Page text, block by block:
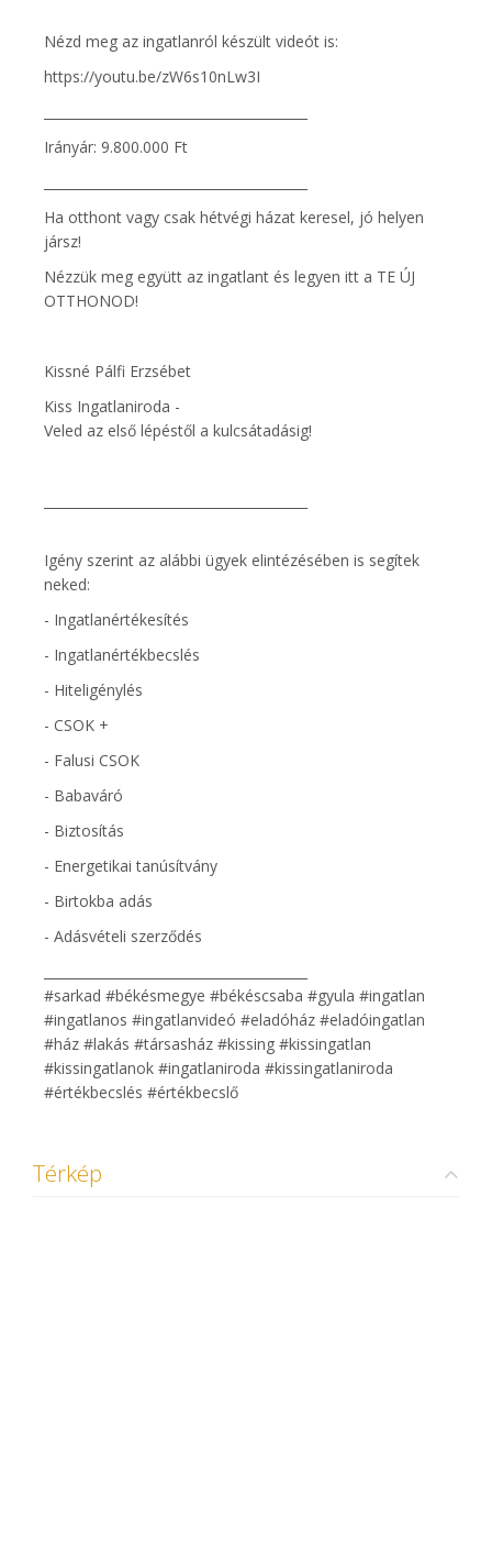
Nézd meg az ingatlanról készült videót is:
https://youtu.be/zW6s10nLw3I
Irányár: 9.800.000 Ft
Ha otthont vagy csak hétvégi házat keresel, jó helyen
jársz!
Nézzük meg együtt az ingatlant és legyen itt a TE ÚJ
OTTHONOD!
Kissné Pálfi Erzsébet
Kiss Ingatlaniroda -
Veled az első lépéstől a kulcsátadásig!
Igény szerint az alábbi ügyek elintézésében is segítek
neked:
- Ingatlanértékesítés
- Ingatlanértékbecslés
- Hiteligénylés
- CSOK +
- Falusi CSOK
- Babaváró
- Biztosítás
- Energetikai tanúsítvány
- Birtokba adás
- Adásvételi szerződés
#sarkad #békésmegye #békéscsaba #gyula #ingatlan
#ingatlanos #ingatlanvideó #eladóház #eladóingatlan
#ház #lakás #társasház #kissing #kissingatlan
#kissingatlanok #ingatlaniroda #kissingatlaniroda
#értékbecslés #értékbecslő
Térkép